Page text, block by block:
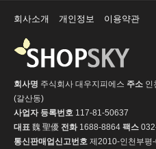
회사소개 개인정보 이용약관
회사명 주식회사 대우지피에스 주소 인
(갈산동)
사업자 등록번호 117-81-50637
대표 魏 聖優 전화1688-8864 팩스
통신판매업신고번호 제2010-인천부평